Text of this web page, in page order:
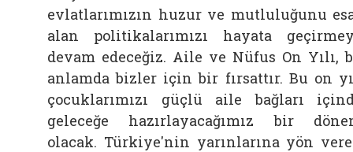
evlatlarımızın huzur ve mutluluğunu
alan politikalarımızı hayata
devam edeceğiz. Aile ve Nüfus On Yılı,
anlamda bizler için bir fırsattır. Bu on
çocuklarımızı güçlü
aile
bağları
geleceğe hazırlayacağımız bir
olacak. Türkiye'nin yarınlarına yön